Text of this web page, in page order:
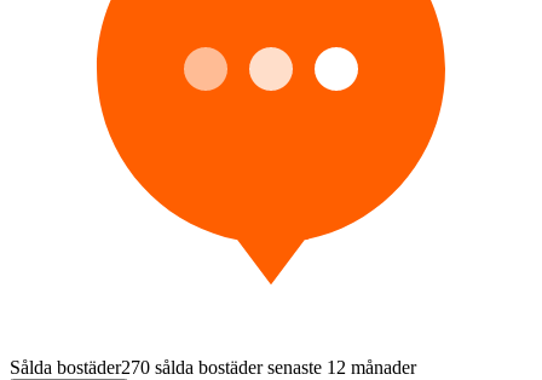
Sålda bostäder270 sålda bostäder senaste 12 månader